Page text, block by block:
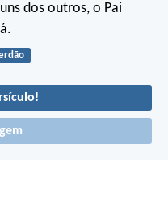
dos outros, o Pai